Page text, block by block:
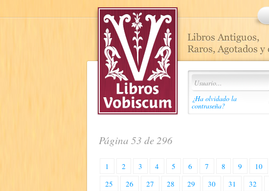
¿Ha olvidado la
contraseña?
Página 53 de 296
1 2 3 4 5 6 7 8 9 10
25
26 27 28 29 30 31 32